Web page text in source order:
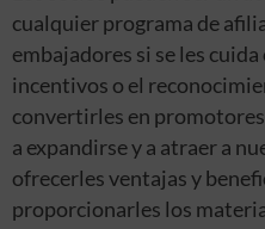
cualquier programa de
embajadores si se les
incentivos o el
convertirles en
a expandirse y a atraer a
ofrecerles ventajas y
proporcionarles los